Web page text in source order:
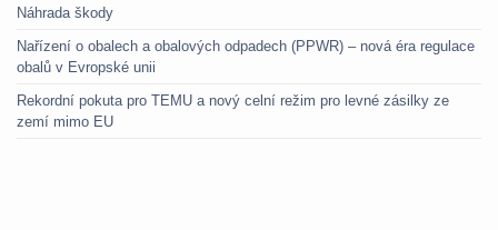
Náhrada škody
Nařízení o obalech a obalových odpadech (PPWR) – nová éra regulace
obalů v Evropské unii
Rekordní pokuta pro TEMU a nový celní režim pro levné zásilky ze
zemí mimo EU